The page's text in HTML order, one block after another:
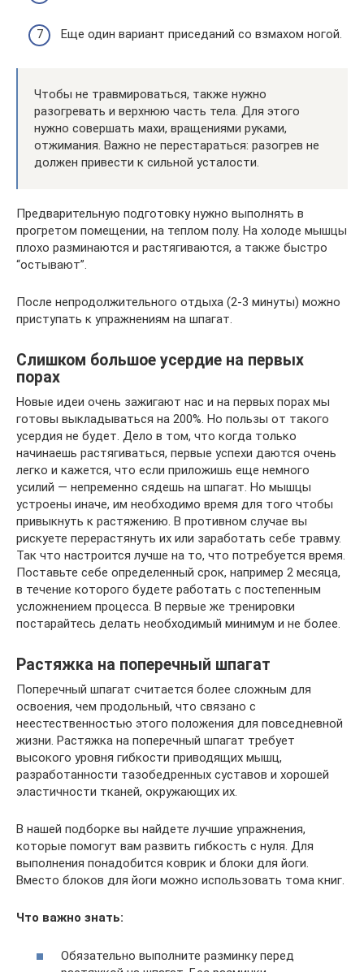
Еще один вариант приседаний со взмахом ногой.
Чтобы не травмироваться, также нужно
разогревать и верхнюю часть тела. Для этого
нужно совершать махи, вращениями руками,
отжимания. Важно не перестараться: разогрев не
должен привести к сильной усталости.
Предварительную подготовку нужно выполнять в
прогретом помещении, на теплом полу. На холоде мышцы
плохо разминаются и растягиваются, а также быстро
“остывают”.
После непродолжительного отдыха (2-3 минуты) можно
приступать к упражнениям на шпагат.
Слишком большое усердие на первых
порах
Новые идеи очень зажигают нас и на первых порах мы
готовы выкладываться на 200%. Но пользы от такого
усердия не будет. Дело в том, что когда только
начинаешь растягиваться, первые успехи даются очень
легко и кажется, что если приложишь еще немного
усилий — непременно сядешь на шпагат. Но мышцы
устроены иначе, им необходимо время для того чтобы
привыкнуть к растяжению. В противном случае вы
рискуете перерастянуть их или заработать себе травму.
Так что настроится лучше на то, что потребуется время.
Поставьте себе определенный срок, например 2 месяца,
в течение которого будете работать с постепенным
усложнением процесса. В первые же тренировки
постарайтесь делать необходимый минимум и не более.
Растяжка на поперечный шпагат
Поперечный шпагат считается более сложным для
освоения, чем продольный, что связано с
неестественностью этого положения для повседневной
жизни. Растяжка на поперечный шпагат требует
высокого уровня гибкости приводящих мышц,
разработанности тазобедренных суставов и хорошей
эластичности тканей, окружающих их.
В нашей подборке вы найдете лучшие упражнения,
которые помогут вам развить гибкость с нуля. Для
выполнения понадобится коврик и блоки для йоги.
Вместо блоков для йоги можно использовать тома книг.
Что важно знать:
Обязательно выполните разминку перед